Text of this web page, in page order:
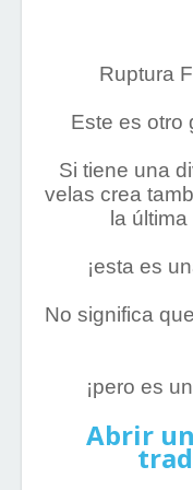
Ruptura
Este es otro
Si tiene una
velas crea
la
¡esta es
No significa
¡pero es
Abrir